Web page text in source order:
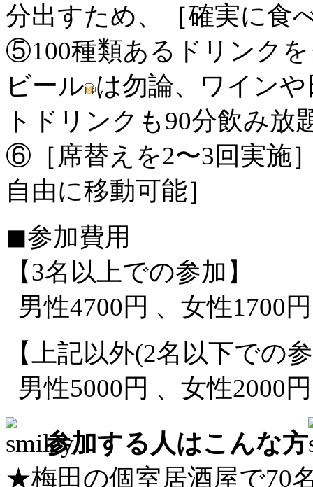
分出すため、［確実に食
⑤100種類あるドリンク
ビール は勿論、ワインや
トドリンクも90分飲み放
⑥［席替えを2〜3回実施
自由に移動可能］
◼︎参加費用
【3名以上での参加】
男性4700円 、女性1700円
【上記以外(2名以下での
男性5000円 、女性2000円
参加する人はこんな方
★梅田の個室居酒屋で70